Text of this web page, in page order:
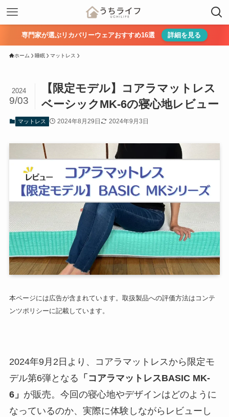
専門家が選ぶリカバリーウェアおすすめ16選 詳細を見る
ホーム 睡眠 マットレス
【限定モデル】コアラマットレス
ベーシックMK-6の寝心地レビュー
2024
9/03
マットレス 2024年8月29日 2024年9月3日
本ページには広告が含まれています。取扱製品への評価方法はコンテ
ンツポリシーに記載しています。
2024年9月2日より、コアラマットレスから限定モ
デル第6弾となる 「コアラマットレスBASIC MK-
6」 が販売。今回の寝心地やデザインはどのように
なっているのか、実際に体験しながらレビューし